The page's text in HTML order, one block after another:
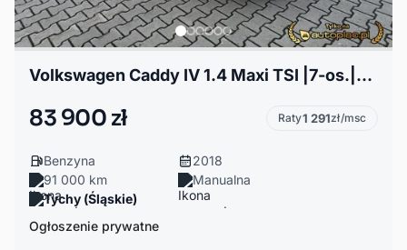
Volkswagen Caddy IV 1.4 Maxi TSI |7-os.|Salon PL|Bezwypadkowy/91 tys. km
83 900 zł Raty1 291zł/msc
Benzyna
2018
91 000 km
Manualna
Tychy (Śląskie)
Ogłoszenie prywatne